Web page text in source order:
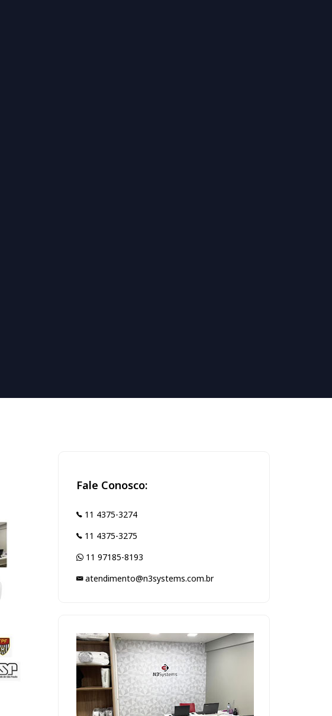
Fale Conosco:
11 4375-3274
11 4375-3275
11 97185-8193
atendimento@n3systems.com.br